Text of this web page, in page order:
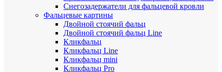
Снегозадержатели для фальцевой кровли
Фальцевые картины
Двойной стоячий фальц
Двойной стоячий фальц Line
Кликфальц
Кликфальц Line
Кликфальц mini
Кликфальц Pro